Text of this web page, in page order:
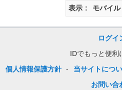
表示 モバイル
ログイ
IDでもっと便利
個人情報保護方針 - 当サイトにつ
お問い合